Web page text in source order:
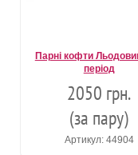
Парні кофти
період
2050 грн.
(за пару)
Артикул: 44904